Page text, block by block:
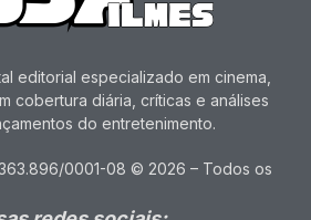
editorial especializado em cinema,
cobertura diária, críticas e análises
do entretenimento.
0001-08 © 2026 – Todos os